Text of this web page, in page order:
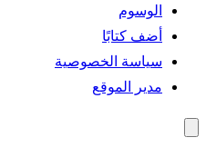
الوسوم
أضف كتابًا
سياسة الخصوصية
مدير الموقع